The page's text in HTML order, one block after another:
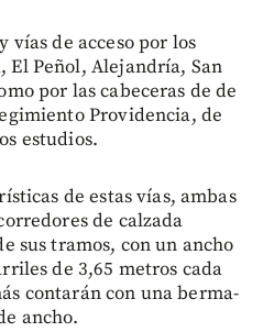
vías de acceso por los
El Peñol, Alejandría, San
por las cabeceras de de
Providencia, de
estudios.
de estas vías, ambas
de calzada
sus tramos, con un ancho
de 3,65 metros cada
contarán con una berma-
ancho.